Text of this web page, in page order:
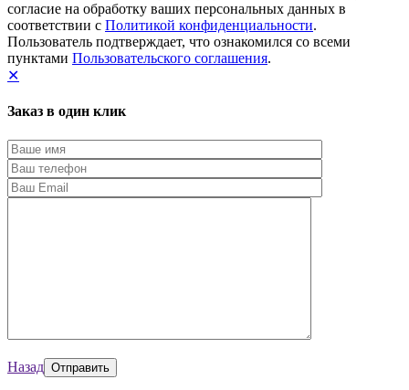
согласие на обработку ваших персональных данных в
соответствии с Политикой конфиденциальности.
Пользователь подтверждает, что ознакомился со всеми
пунктами Пользовательского соглашения.
✕
Заказ в один клик
Назад